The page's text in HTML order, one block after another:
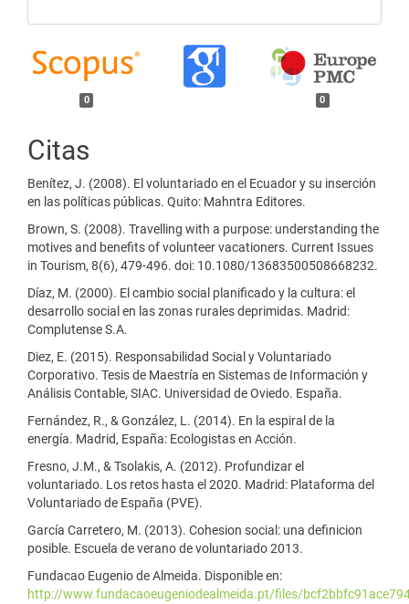
0 0
Citas
Benítez, J. (2008). El voluntariado en el Ecuador y su inserción
en las políticas públicas. Quito: Mahntra Editores.
Brown, S. (2008). Travelling with a purpose: understanding the
motives and benefits of volunteer vacationers. Current Issues
in Tourism, 8(6), 479-496. doi: 10.1080/13683500508668232.
Díaz, M. (2000). El cambio social planificado y la cultura: el
desarrollo social en las zonas rurales deprimidas. Madrid:
Complutense S.A.
Diez, E. (2015). Responsabilidad Social y Voluntariado
Corporativo. Tesis de Maestría en Sistemas de Información y
Análisis Contable, SIAC. Universidad de Oviedo. España.
Fernández, R., & González, L. (2014). En la espiral de la
energía. Madrid, España: Ecologistas en Acción.
Fresno, J.M., & Tsolakis, A. (2012). Profundizar el
voluntariado. Los retos hasta el 2020. Madrid: Plataforma del
Voluntariado de España (PVE).
García Carretero, M. (2013). Cohesion social: una definicion
posible. Escuela de verano de voluntariado 2013.
Fundacao Eugenio de Almeida. Disponible en:
http://www.fundacaoeugeniodealmeida.pt/files/